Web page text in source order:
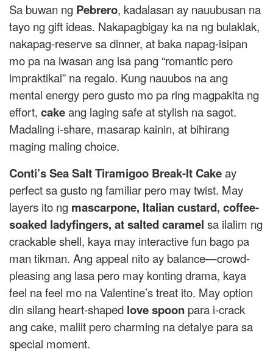
Sa buwan ng Pebrero, kadalasan ay nauubusan na
tayo ng gift ideas. Nakapagbigay ka na ng bulaklak,
nakapag-reserve sa dinner, at baka napag-isipan
mo pa na iwasan ang isa pang “romantic pero
impraktikal” na regalo. Kung nauubos na ang
mental energy pero gusto mo pa ring magpakita ng
effort, cakeang laging safe at stylish na sagot.
Madaling i-share, masarap kainin, at bihirang
maging maling choice.
Conti’s Sea Salt Tiramigoo Break-It Cakeay
perfect sa gusto ng familiar pero may twist. May
layers ito ng mascarpone, Italian custard, coffee-
soaked ladyfingers, at salted caramel sa ilalim ng
crackable shell, kaya may interactive fun bago pa
man tikman. Ang appeal nito ay balance—crowd-
pleasing ang lasa pero may konting drama, kaya
feel na feel mo na Valentine’s treat ito. May option
din silang heart-shaped love spoon para i-crack
ang cake, maliit pero charming na detalye para sa
special moment.